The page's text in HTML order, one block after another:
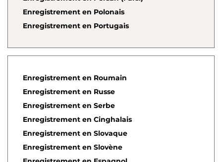
Enregistrement en Polonais
Enregistrement en Portugais
Enregistrement en Roumain
Enregistrement en Russe
Enregistrement en Serbe
Enregistrement en Cinghalais
Enregistrement en Slovaque
Enregistrement en Slovène